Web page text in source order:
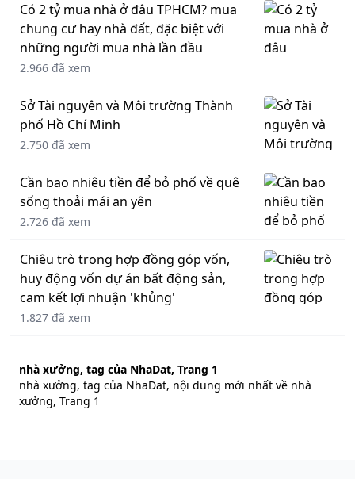
Có 2 tỷ mua nhà ở đâu TPHCM? mua
chung cư hay nhà đất, đặc biệt với
những người mua nhà lần đầu
2.966 đã xem
Sở Tài nguyên và Môi trường Thành
phố Hồ Chí Minh
2.750 đã xem
Cần bao nhiêu tiền để bỏ phố về quê
sống thoải mái an yên
2.726 đã xem
Chiêu trò trong hợp đồng góp vốn,
huy động vốn dự án bất động sản,
cam kết lợi nhuận 'khủng'
1.827 đã xem
nhà xưởng, tag của NhaDat, Trang 1
nhà xưởng, tag của NhaDat, nội dung mới nhất về nhà
xưởng, Trang 1